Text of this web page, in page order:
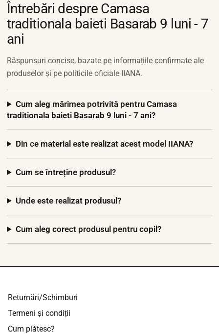
Întrebări despre Camasa
traditionala baieti Basarab 9 luni - 7
ani
Răspunsuri concise, bazate pe informațiile confirmate ale
produselor și pe politicile oficiale IIANA.
Cum aleg mărimea potrivită pentru Camasa
traditionala baieti Basarab 9 luni - 7 ani?
Din ce material este realizat acest model IIANA?
Cum se întreține produsul?
Unde este realizat produsul?
Cum aleg corect produsul pentru copil?
Returnări/Schimburi
Termeni și condiții
Cum plătesc?